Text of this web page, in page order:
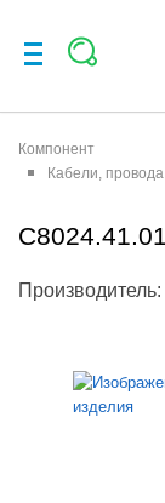
Компонент
Кабели,
C8024.41.01
Производитель: